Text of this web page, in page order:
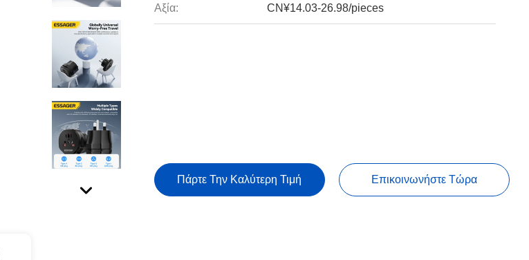
Αξία: CN¥14.03-26.98/pieces
Πάρτε Την Καλύτερη Τιμή Επικοινωνήστε Τώρα